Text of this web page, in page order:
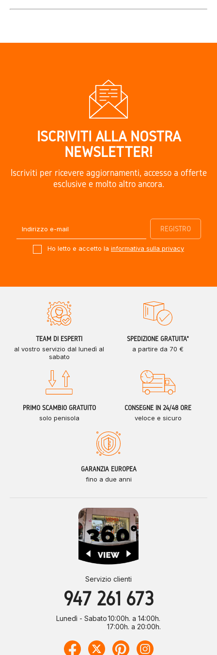
ISCRIVITI ALLA NOSTRA
NEWSLETTER!
Iscriviti per ricevere aggiornamenti, accesso a offerte
esclusive e molto altro ancora.
Ho letto e accetto la informativa sulla privacy
TEAM DI ESPERTI
al vostro servizio dal lunedì al
sabato
SPEDIZIONE GRATUITA*
a partire da 70 €
PRIMO SCAMBIO GRATUITO
solo penisola
CONSEGNE IN 24/48 ORE
veloce e sicuro
GARANZIA EUROPEA
fino a due anni
Servizio clienti
947 261 673
Lunedì - Sabato10:00h. a 14:00h.
17:00h. a 20:00h.